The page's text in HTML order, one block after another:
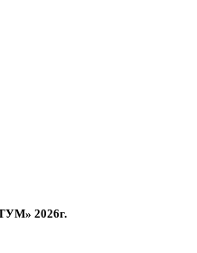
2026г.